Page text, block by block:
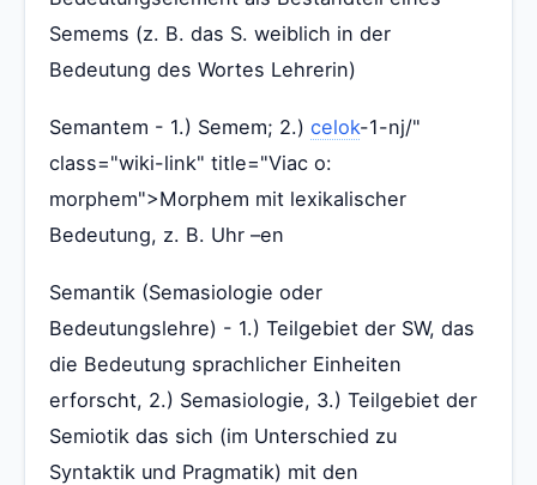
Semems (z. B. das S. weiblich in der
Bedeutung des Wortes Lehrerin)
Semantem - 1.) Semem; 2.) celok-1-nj/"
class="wiki-link" title="Viac o:
morphem">Morphem mit lexikalischer
Bedeutung, z. B. Uhr –en
Semantik (Semasiologie oder
Bedeutungslehre) - 1.) Teilgebiet der SW, das
die Bedeutung sprachlicher Einheiten
erforscht, 2.) Semasiologie, 3.) Teilgebiet der
Semiotik das sich (im Unterschied zu
Syntaktik und Pragmatik) mit den